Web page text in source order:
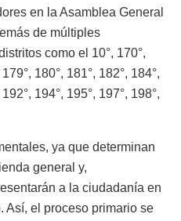
en la Asamblea General
de múltiples
como el 10°, 170°,
180°, 181°, 182°, 184°,
194°, 195°, 197°, 198°,
ya que determinan
general y,
a la ciudadanía en
Así, el proceso primario se